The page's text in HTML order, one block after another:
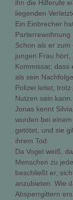
ihn die Hilferufe
liegenden
Ein Einbrecher
Parterrewohnung
Schon als er
jungen Frau hört,
Kommissar, dass
als sein
Polizei leitet,
Nutzen sein kann.
Jonas kennt
wurden bei
getötet, und sie
ihrem Tod.
Da Vogel weiß,
Menschen zu
beschließt er,
anzubieten. Wie
Absperrgittern